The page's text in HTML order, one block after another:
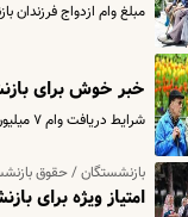
مبلغ وام ازدواج فرزندان بازنشستگان ۲۵۰ میلیون ریال و نرخ این تسهیلات ۱۰ درصد
خبر خوش برای
شرایط دریافت وام ۷ میلیون تومانی بازنشستگان و مستمری بگیران تامین اجتماعی اعلام شد.
بازنشستگان / حقوق
امتیاز ویژه برای